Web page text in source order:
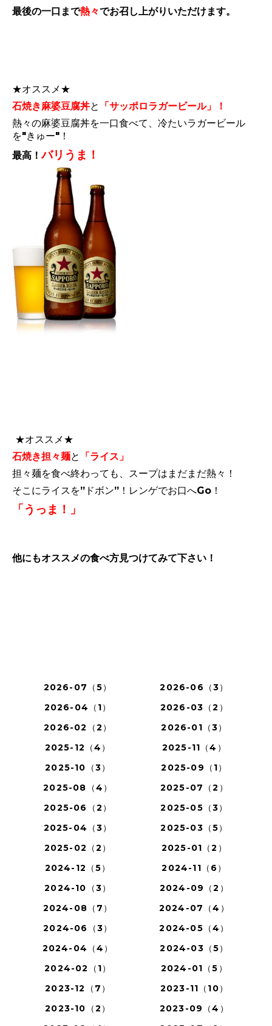
最後の一口まで熱々でお召し上がりいただけます。
★オススメ★
石焼き麻婆豆腐丼と
「サッポロラガービール」！
熱々の麻婆豆腐丼を一口食べて、冷たいラガービール
を"きゅー"！
最高！バリうま！
★オススメ★
石焼き担々麺と
「ライス」
担々麺を食べ終わっても、スープはまだまだ熱々！
そこにライスを”ドボン”！レンゲでお口へGo！
「うっま！」
他にもオススメの食べ方見つけてみて下さい！
2026-07（5）
2026-06（3）
2026-04（1）
2026-03（2）
2026-02（2）
2026-01（3）
2025-12（4）
2025-11（4）
2025-10（3）
2025-09（1）
2025-08（4）
2025-07（2）
2025-06（2）
2025-05（3）
2025-04（3）
2025-03（5）
2025-02（2）
2025-01（2）
2024-12（5）
2024-11（6）
2024-10（3）
2024-09（2）
2024-08（7）
2024-07（4）
2024-06（3）
2024-05（4）
2024-04（4）
2024-03（5）
2024-02（1）
2024-01（5）
2023-12（7）
2023-11（10）
2023-10（2）
2023-09（4）